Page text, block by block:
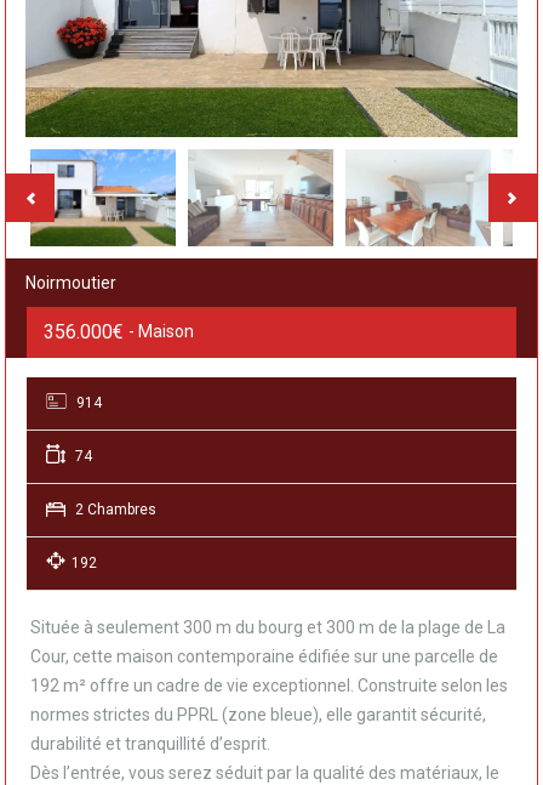
Noirmoutier
356.000€ - Maison
914
74
2 Chambres
192
Située à seulement 300 m du bourg et 300 m de la plage de La
Cour, cette maison contemporaine édifiée sur une parcelle de
192 m² offre un cadre de vie exceptionnel. Construite selon les
normes strictes du PPRL (zone bleue), elle garantit sécurité,
durabilité et tranquillité d’esprit.
Dès l’entrée, vous serez séduit par la qualité des matériaux, le